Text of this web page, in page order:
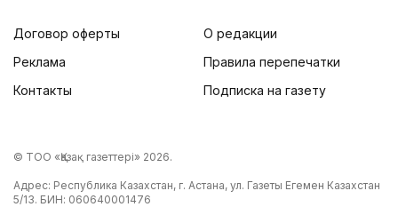
Договор оферты
Реклама
Контакты
О редакции
Правила перепечатки
Подписка на газету
© ТОО «Қазақ газеттері» 2026.
Адрес: Республика Казахстан, г. Астана, ул. Газеты Егемен Казахстан
5/13. БИН: 060640001476